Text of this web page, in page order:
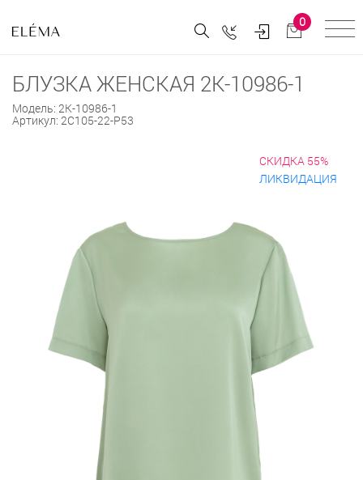
0
БЛУЗКА ЖЕНСКАЯ 2К-10986-1
Модель: 2К-10986-1
Артикул: 2С105-22-Р53
СКИДКА 55%
ЛИКВИДАЦИЯ